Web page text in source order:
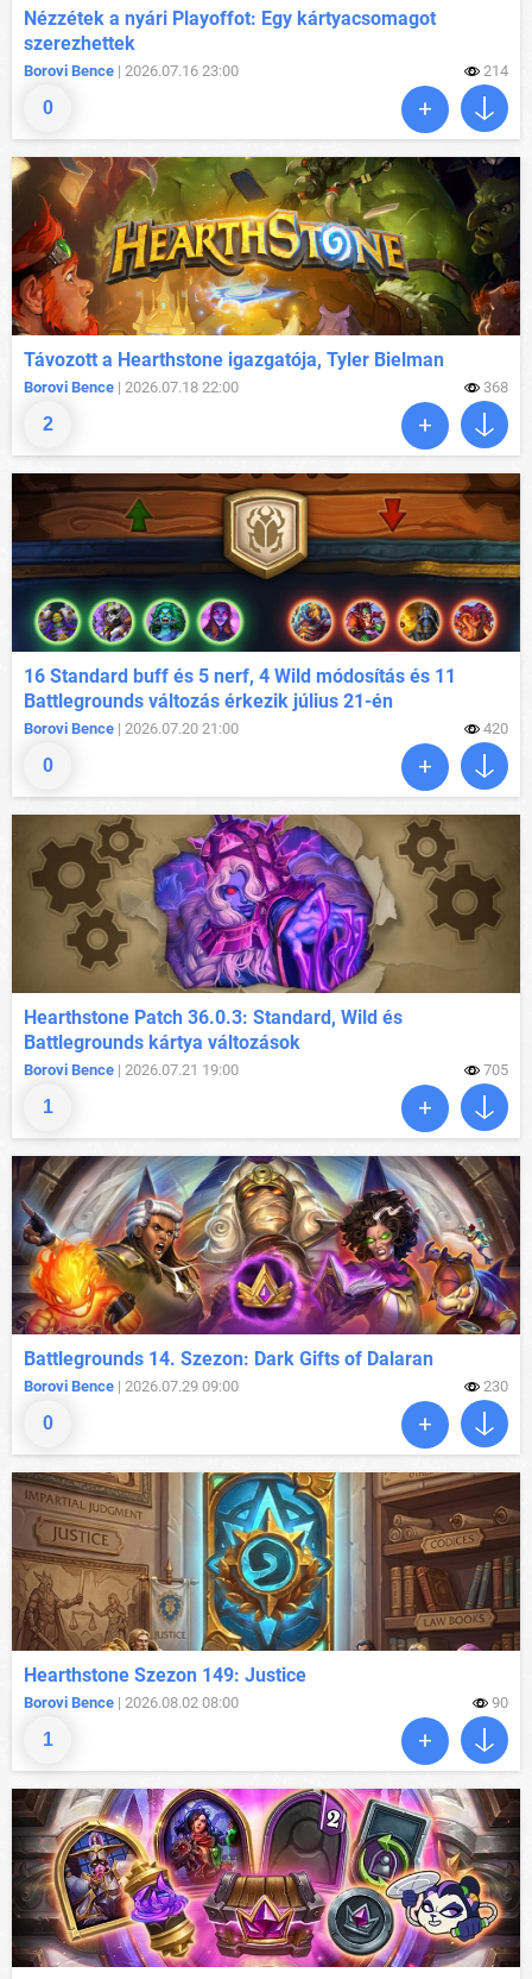
0
Nézzétek a nyári Playoffot: Egy kártyacsomagot
szerezhettek
Borovi Bence | 2026.07.16 23:00 214
2
Távozott a Hearthstone igazgatója, Tyler Bielman
Borovi Bence | 2026.07.18 22:00 368
0
16 Standard buff és 5 nerf, 4 Wild módosítás és 11
Battlegrounds változás érkezik július 21-én
Borovi Bence | 2026.07.20 21:00 420
1
Hearthstone Patch 36.0.3: Standard, Wild és
Battlegrounds kártya változások
Borovi Bence | 2026.07.21 19:00 705
0
Battlegrounds 14. Szezon: Dark Gifts of Dalaran
Borovi Bence | 2026.07.29 09:00 230
1
Hearthstone Szezon 149: Justice
Borovi Bence | 2026.08.02 08:00 90